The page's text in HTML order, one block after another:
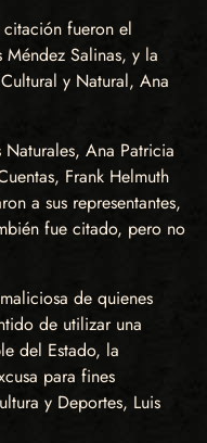
fueron el
Salinas, y la
y Natural, Ana
Naturales, Ana Patricia
Frank Helmuth
a sus representantes,
fue citado, pero no
de quienes
de utilizar una
del Estado, la
para fines
y Deportes, Luis